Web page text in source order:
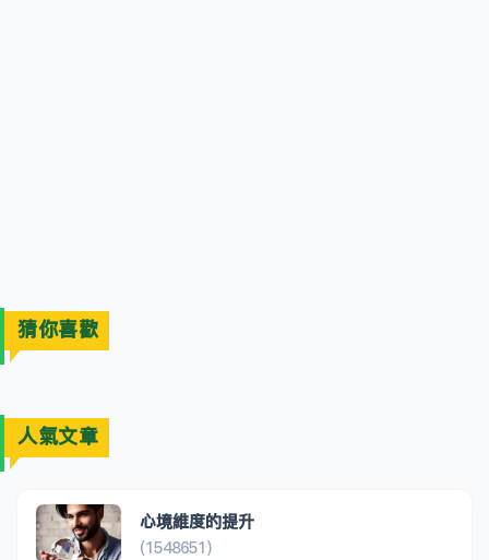
猜你喜歡
人氣文章
心境維度的提升
(1548651)